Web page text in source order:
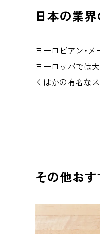
日本の業
ヨーロピアン・
ヨーロッパでは
くはかの有名な
その他お